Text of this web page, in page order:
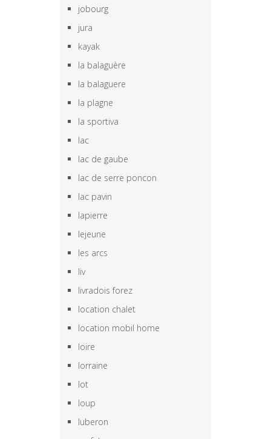
jobourg
jura
kayak
la balaguère
la balaguere
la plagne
la sportiva
lac
lac de gaube
lac de serre poncon
lac pavin
lapierre
lejeune
les arcs
liv
livradois forez
location chalet
location mobil home
loire
lorraine
lot
loup
luberon